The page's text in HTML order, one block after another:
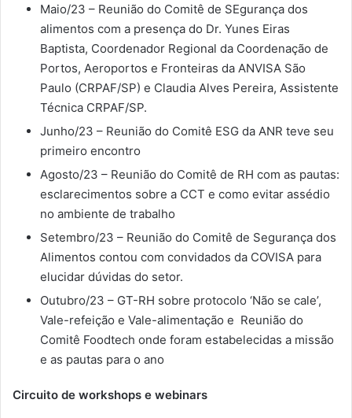
Maio/23 – Reunião do Comitê de SEgurança dos
alimentos com a presença do Dr. Yunes Eiras
Baptista, Coordenador Regional da Coordenação de
Portos, Aeroportos e Fronteiras da ANVISA São
Paulo (CRPAF/SP) e Claudia Alves Pereira, Assistente
Técnica CRPAF/SP.
Junho/23 – Reunião do Comitê ESG da ANR teve seu
primeiro encontro
Agosto/23 – Reunião do Comitê de RH com as pautas:
esclarecimentos sobre a CCT e como evitar assédio
no ambiente de trabalho
Setembro/23 – Reunião do Comitê de Segurança dos
Alimentos contou com convidados da COVISA para
elucidar dúvidas do setor.
Outubro/23 – GT-RH sobre protocolo ‘Não se cale’,
Vale-refeição e Vale-alimentação e Reunião do
Comitê Foodtech onde foram estabelecidas a missão
e as pautas para o ano
Circuito de workshops e webinars